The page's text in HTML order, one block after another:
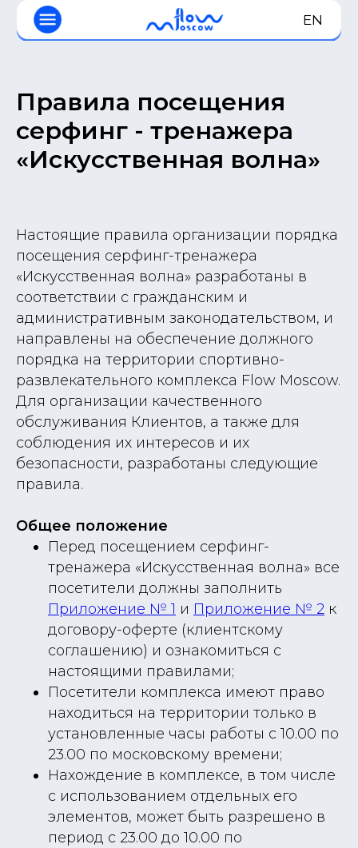
EN
Правила посещения
серфинг - тренажера
«Искусственная волна»
Настоящие правила организации порядка
посещения серфинг-тренажера
«Искусственная волна» разработаны в
соответствии с гражданским и
административным законодательством, и
направлены на обеспечение должного
порядка на территории спортивно-
развлекательного комплекса Flow Moscow.
Для организации качественного
обслуживания Клиентов, а также для
соблюдения их интересов и их
безопасности, разработаны следующие
правила.
Общее положение
Перед посещением серфинг-
тренажера «Искусственная волна» все
посетители должны заполнить
Приложение № 1 и Приложение № 2 к
договору-оферте (клиентскому
соглашению) и ознакомиться с
настоящими правилами;
Посетители комплекса имеют право
находиться на территории только в
установленные часы работы с 10.00 по
23.00 по московскому времени;
Нахождение в комплексе, в том числе
с использованием отдельных его
элементов, может быть разрешено в
период с 23.00 до 10.00 по